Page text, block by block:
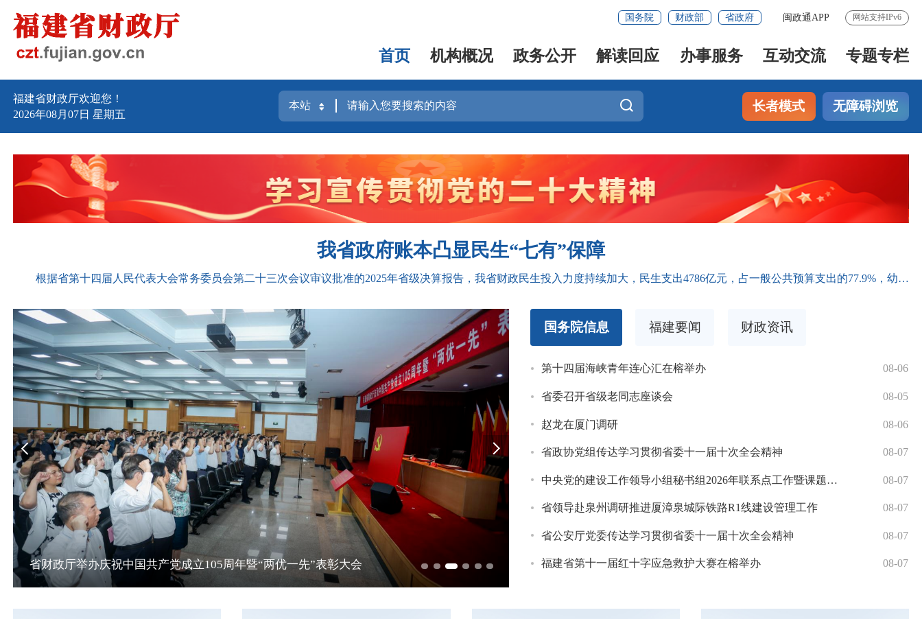
国务院 财政部 省政府 闽政通APP 网站支持IPv6
首页 机构概况 政务公开 解读回应 办事服务 互动交流 专题专栏
福建省财政厅欢迎您！
2026年08月07日 星期五
长者模式 无障碍浏览
我省政府账本凸显民生“七有”保障
根据省第十四届人民代表大会常务委员会第二十三次会议审议批准的2025年省级决算报告，我省财政民生投入力度持续加大，民生支出4786亿元，占一般公共预算支出的77.9%，幼有
逐步推进免费学前教育，省级财政下达补助资金3.48亿元，支持从2025年秋季学期起免除学前一年公办在园儿童保育教育费，并对民办园给予相应减免。建立育儿补贴制度，对3周岁以
聚焦“学有所教”
全省教育支出1321亿元，占一般公共预算支出的21.5%。支持扩大义务教育阶段学位供给，建立基于专业大类的职业教育差异化生均拨款制度。落实普通高中和中职学校国家助学金提标
聚焦“劳有所得”
出台扩大社会保险补贴等政策，延续降低失业保险费率，吸纳重点群体就业。健全公共就业服务体系，省级财政下达9.75亿元，支持落实各类就业创业政策。鼓励高校毕业生到基层就
聚焦“病有所医”
着力提升医疗卫生服务能力，省级财政下达17.38亿元，支持省属医疗卫生机构项目建设、省级区域医疗中心扩容等。将城乡居民基本医疗保险人均财政补助标准从670元提高到700元
聚焦“老有所养”
积极推动养老事业发展，省级财政下达3.43亿元，支持嵌入式养老服务机构建设、开展居家和社区基本养老服务提升行动、长者食堂奖补、发放80周岁以上低保老年人高龄补贴等。支
聚焦“住有所居”
持续改造提升人居环境，完善基础设施配套，省级财政下达15.15亿元，支持开展城镇老旧小区、棚户区（城市危旧房）、城中村改造以及保障性住房建设等。落实农业转移人口市民
聚焦“弱有所扶”
突出困难群体兜底，省级财政下达37.43亿元，支持各地统筹用于城乡低保、特困供养等支出。省定低保最低标准从5450元提高到5800元，健全最低生活保障标准动态调整机制。落实
省财政厅举办庆祝中国共产党成立105周年暨“两优一先”表彰大会 省财政厅树立和践行正确政绩观学习教育专题党课暨警示教育会举行
国务院信息 福建要闻 财政资讯
第十四届海峡青年连心汇在榕举办 08-06
省委召开省级老同志座谈会 08-05
赵龙在厦门调研 08-06
省政协党组传达学习贯彻省委十一届十次全会精神 08-07
中央党的建设工作领导小组秘书组2026年联系点工作暨课题研究成果交流座谈会在宁德召开 08-07
省领导赴泉州调研推进厦漳泉城际铁路R1线建设管理工作 08-07
省公安厅党委传达学习贯彻省委十一届十次全会精神 08-07
福建省第十一届红十字应急救护大赛在榕举办 08-07